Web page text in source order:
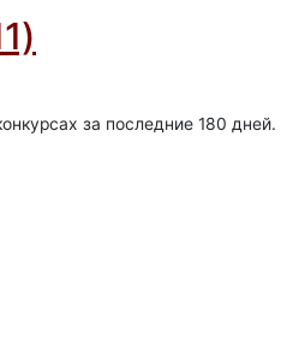
за последние 180 дней.